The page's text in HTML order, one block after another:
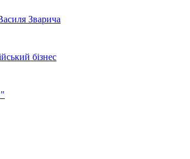
Зварича
бізнес